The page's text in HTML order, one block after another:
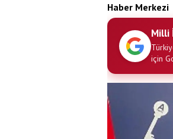
Haber Merkezi
Milli
için